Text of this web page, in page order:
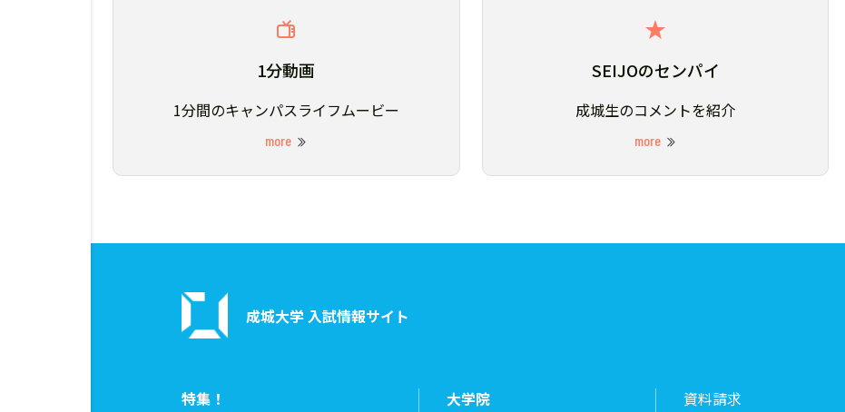
1分動画
1分間のキャンパスライフムービー
more
SEIJOのセンパイ
成城生のコメントを紹介
more
成城大学 入試情報サイト
特集！
大学院
資料請求